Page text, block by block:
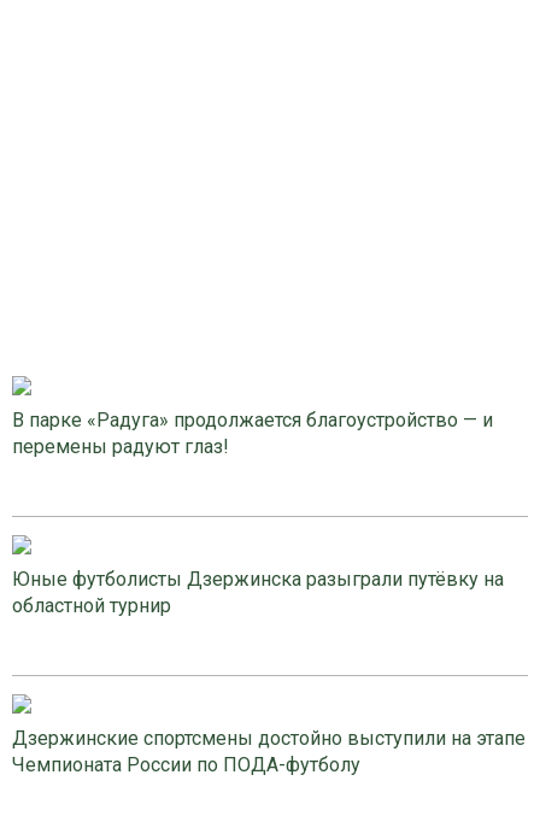
В парке «Радуга» продолжается благоустройство — и
перемены радуют глаз!
Юные футболисты Дзержинска разыграли путёвку на
областной турнир
Дзержинские спортсмены достойно выступили на этапе
Чемпионата России по ПОДА-футболу